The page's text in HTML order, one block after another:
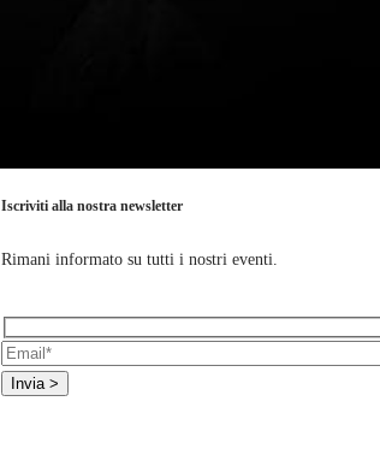
Iscriviti alla nostra newsletter
Rimani informato su tutti i nostri eventi.